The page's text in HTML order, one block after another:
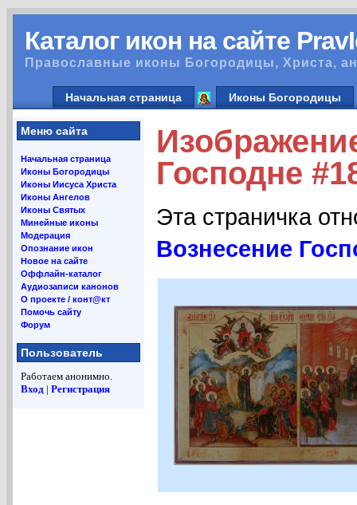
Каталог икон на сайте
Православные иконы Богородицы, Христа,
Начальная страница Иконы Богородицы
Меню сайта
Начальная страница
Иконы Богородицы
Иконы Иисуса Христа
Иконы Ангелов
Иконы Святых
Минейные иконы
Модерация
Опознание икон
Новое на сайте
Оффлайн-каталог
Аудиозаписи канонов
О проекте / конт@кт
Помочь сайту
Форум
Пользователь
Работаем анонимно.
Вход | Регистрация
Господне
Эта страничка
Вознесение